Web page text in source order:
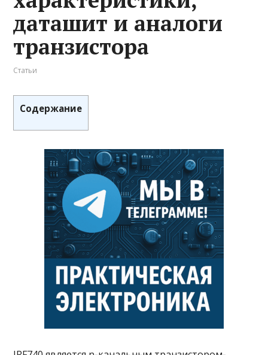
даташит и аналоги
транзистора
Статьи
Содержание